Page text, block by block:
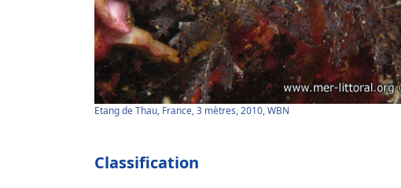
Etang de Thau, France, 3 mètres, 2010, WBN
Classification